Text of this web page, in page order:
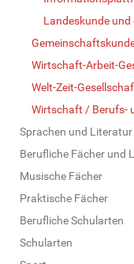
Landeskunde und
Wirtschaft-Arbeit-
Welt-Zeit-
Wirtschaft / Berufs-
Sprachen und Literatur
Berufliche Fächer und
Musische Fächer
Praktische Fächer
Berufliche Schularten
Schularten